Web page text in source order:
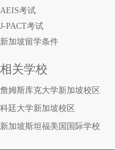
AEIS考试
J-PACT考试
新加坡留学条件
相关学校
詹姆斯库克大学新加坡校区
科廷大学新加坡校区
新加坡斯坦福美国国际学校